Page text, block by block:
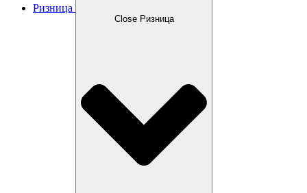
Ризница
Close Ризница